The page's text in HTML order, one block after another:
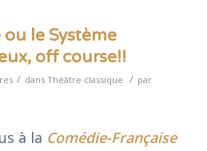
le Système
off course!!
/ dans Théâtre classique / par
à la Comédie-Française